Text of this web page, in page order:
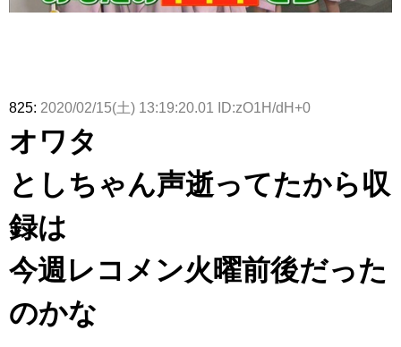
825: 2020/02/15(土) 13:19:20.01 ID:zO1H/dH+0
オワタ
としちゃん声逝ってたから収
録は
今週レコメン火曜前後だった
のかな